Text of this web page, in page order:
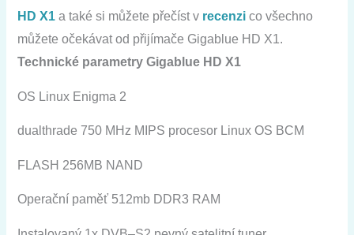
HD X1 a také si můžete přečíst v recenzi co všechno
můžete očekávat od přijímače Gigablue HD X1.
Technické parametry Gigablue HD X1
OS Linux Enigma 2
dualthrade 750 MHz MIPS procesor Linux OS BCM
FLASH 256MB NAND
Operační paměť 512mb DDR3 RAM